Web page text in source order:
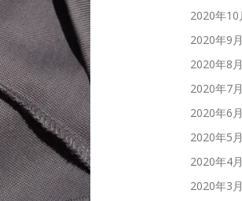
2020年10
2020年9月
2020年8月
2020年7月
2020年6月
2020年5月
2020年4月
2020年3月